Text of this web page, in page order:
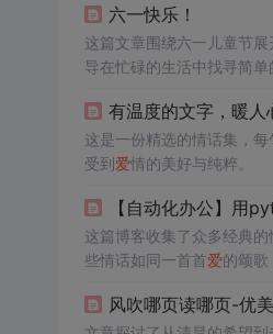
六一快乐！
这篇文章围绕六一儿童节展
导在忙碌的生活中找寻简
有温度的文字，暖人
这是一份精选的情话集，
受到爱情的美好与纯粹。
【自动化办公】用
这篇博客收集了众多经典
些情话如同一首首爱的颂
风吹哪页读哪页-优